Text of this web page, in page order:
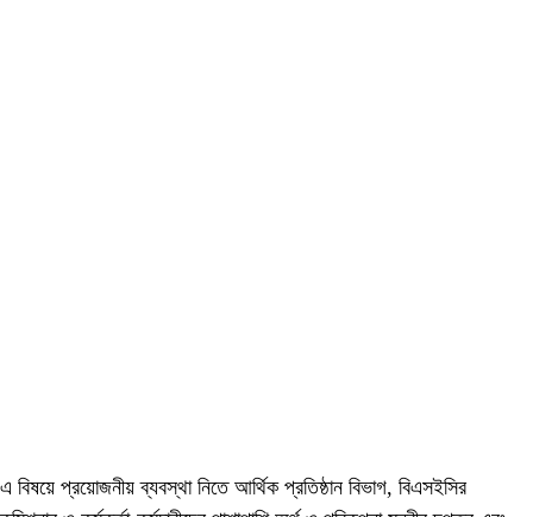
এ বিষয়ে প্রয়োজনীয় ব্যবস্থা নিতে আর্থিক প্রতিষ্ঠান বিভাগ, বিএসইসির